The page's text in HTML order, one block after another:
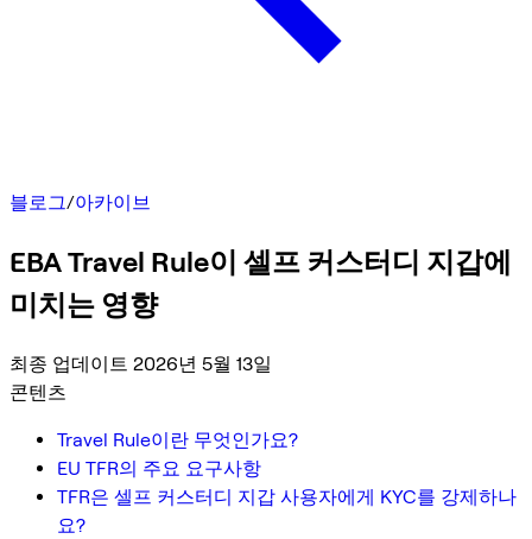
블로그/아카이브
EBA Travel Rule이 셀프 커스터디 지갑에
미치는 영향
최종 업데이트 2026년 5월 13일
콘텐츠
Travel Rule이란 무엇인가요?
EU TFR의 주요 요구사항
TFR은 셀프 커스터디 지갑 사용자에게 KYC를 강제하나
요?